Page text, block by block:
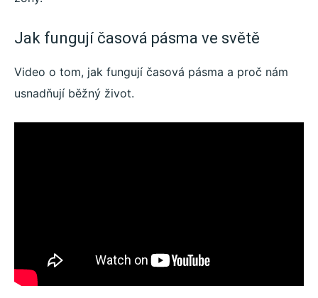
Jak fungují časová pásma ve světě
Video o tom, jak fungují časová pásma a proč nám
usnadňují běžný život.